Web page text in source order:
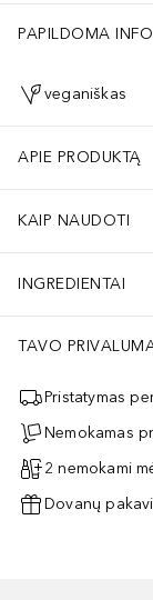
PAPILDOMA
veganiškas
APIE PRODUKTĄ
KAIP NAUDOTI
INGREDIENTAI
TAVO
Pristatymas
Nemokamas
2 nemokami
Dovanų